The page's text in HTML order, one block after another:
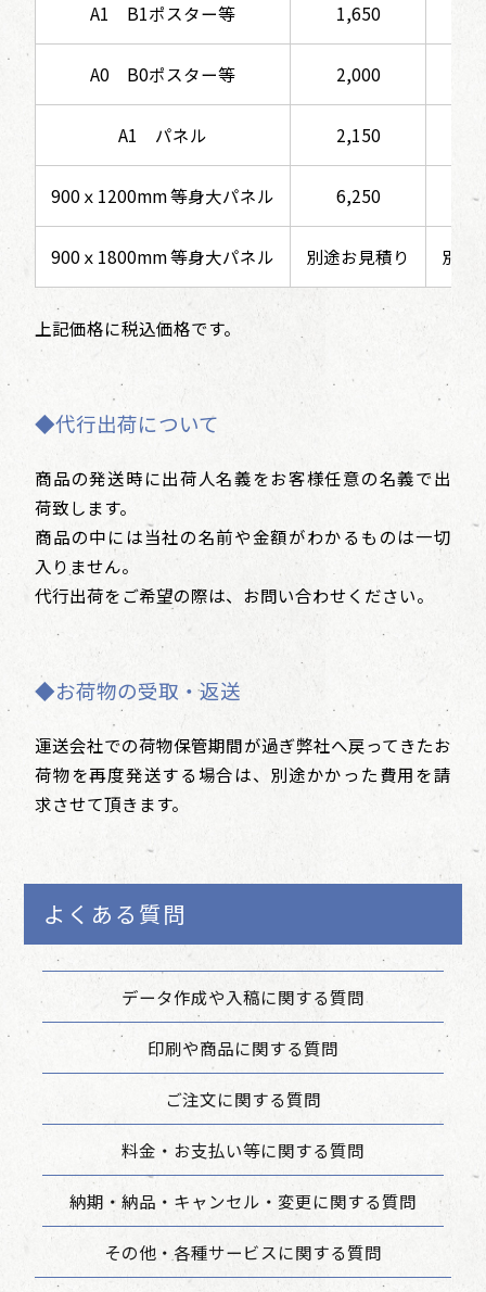
A1 B1ポスター等 1,650
A0 B0ポスター等 2,000
A1 パネル 2,150
900ｘ1200mm 等身大パネル 6,250
900ｘ1800mm 等身大パネル 別途お見積り 別途
上記価格に税込価格です。
◆代行出荷について
商品の発送時に出荷人名義をお客様任意の名義で出
荷致します。
商品の中には当社の名前や金額がわかるものは一切
入りません。
代行出荷をご希望の際は、お問い合わせください。
◆お荷物の受取・返送
運送会社での荷物保管期間が過ぎ弊社へ戻ってきたお
荷物を再度発送する場合は、別途かかった費用を請
求させて頂きます。
よくある質問
データ作成や入稿に関する質問
印刷や商品に関する質問
ご注文に関する質問
料金・お支払い等に関する質問
納期・納品・キャンセル・変更に関する質問
その他・各種サービスに関する質問